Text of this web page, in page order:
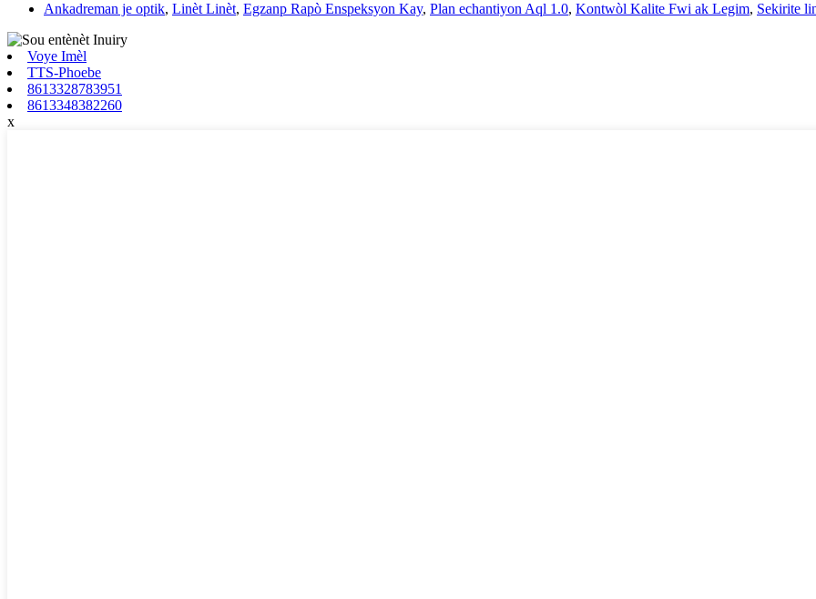
Ankadreman je optik, Linèt Linèt, Egzanp Rapò Enspeksyon Kay, Plan echantiyon Aql 1.0, Kontwòl Kalite Fwi ak Legim, Sekirite
Voye Imèl
TTS-Phoebe
8613328783951
8613348382260
x